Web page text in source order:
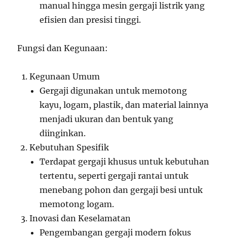
manual hingga mesin gergaji listrik yang
efisien dan presisi tinggi.
Fungsi dan Kegunaan:
Kegunaan Umum
Gergaji digunakan untuk memotong
kayu, logam, plastik, dan material lainnya
menjadi ukuran dan bentuk yang
diinginkan.
Kebutuhan Spesifik
Terdapat gergaji khusus untuk kebutuhan
tertentu, seperti gergaji rantai untuk
menebang pohon dan gergaji besi untuk
memotong logam.
Inovasi dan Keselamatan
Pengembangan gergaji modern fokus